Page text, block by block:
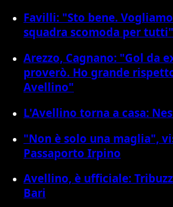
Favilli: "Sto bene.
squadra scomoda per tutti"
Arezzo, Cagnano: "Gol da
proverò. Ho grande
Avellino"
L'Avellino torna a casa:
"Non è solo una maglia",
Passaporto Irpino
Avellino, è ufficiale:
Bari